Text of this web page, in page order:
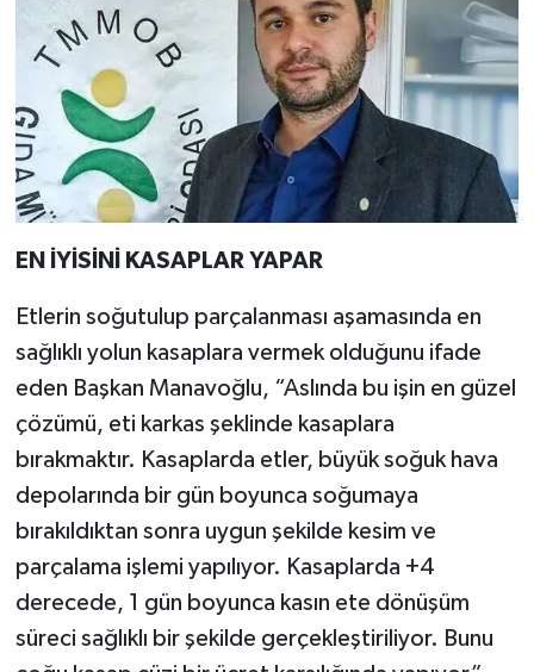
EN İYİSİNİ KASAPLAR YAPAR
Etlerin soğutulup parçalanması aşamasında en
sağlıklı yolun kasaplara vermek olduğunu ifade
eden Başkan Manavoğlu, “Aslında bu işin en güzel
çözümü, eti karkas şeklinde kasaplara
bırakmaktır. Kasaplarda etler, büyük soğuk hava
depolarında bir gün boyunca soğumaya
bırakıldıktan sonra uygun şekilde kesim ve
parçalama işlemi yapılıyor. Kasaplarda +4
derecede, 1 gün boyunca kasın ete dönüşüm
süreci sağlıklı bir şekilde gerçekleştiriliyor. Bunu